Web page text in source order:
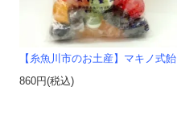
【糸魚川市のお土産】マキノ式飴
860円(税込)